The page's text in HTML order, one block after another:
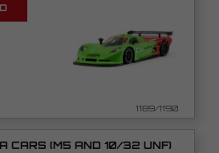
1189/1190
CARS (M5 AND 10/32 UNF)